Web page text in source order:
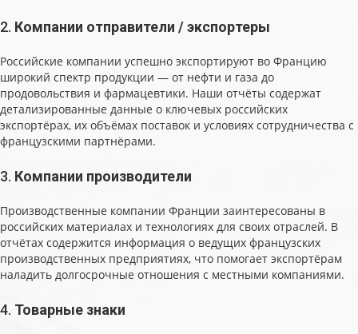
2. Компании отправители / экспортеры
Российские компании успешно экспортируют во Францию
широкий спектр продукции — от нефти и газа до
продовольствия и фармацевтики. Наши отчёты содержат
детализированные данные о ключевых российских
экспортёрах, их объёмах поставок и условиях сотрудничества с
французскими партнёрами.
3. Компании производители
Производственные компании Франции заинтересованы в
российских материалах и технологиях для своих отраслей. В
отчётах содержится информация о ведущих французских
производственных предприятиях, что помогает экспортёрам
наладить долгосрочные отношения с местными компаниями.
4. Товарные знаки